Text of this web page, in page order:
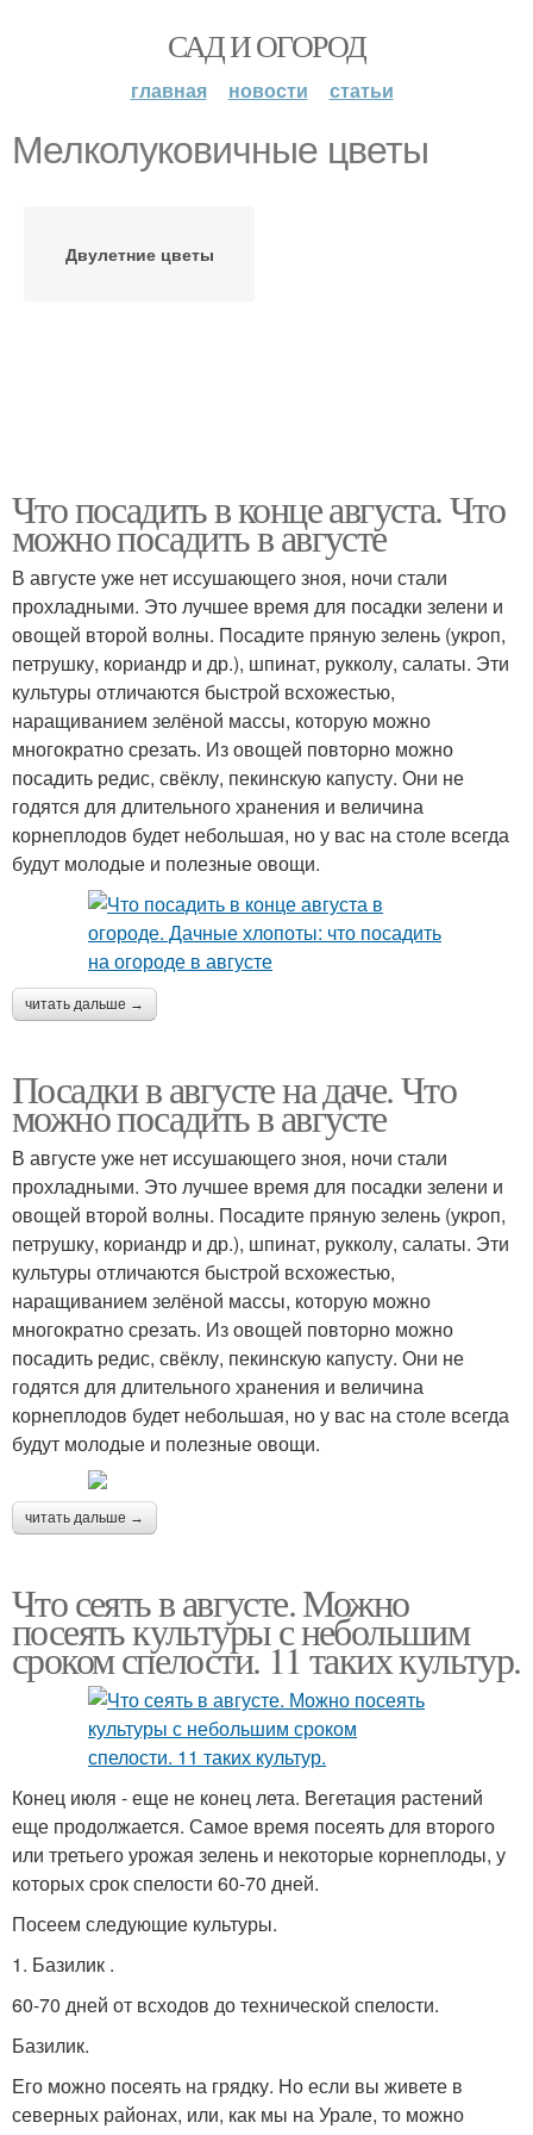
САД И ОГОРОД
главная новости статьи
Мелколуковичные цветы
Двулетние цветы
Что посадить в конце августа. Что
можно посадить в августе
В августе уже нет иссушающего зноя, ночи стали
прохладными. Это лучшее время для посадки зелени и
овощей второй волны. Посадите пряную зелень (укроп,
петрушку, кориандр и др.), шпинат, рукколу, салаты. Эти
культуры отличаются быстрой всхожестью,
наращиванием зелёной массы, которую можно
многократно срезать. Из овощей повторно можно
посадить редис, свёклу, пекинскую капусту. Они не
годятся для длительного хранения и величина
корнеплодов будет небольшая, но у вас на столе всегда
будут молодые и полезные овощи.
читать дальше →
Посадки в августе на даче. Что
можно посадить в августе
В августе уже нет иссушающего зноя, ночи стали
прохладными. Это лучшее время для посадки зелени и
овощей второй волны. Посадите пряную зелень (укроп,
петрушку, кориандр и др.), шпинат, рукколу, салаты. Эти
культуры отличаются быстрой всхожестью,
наращиванием зелёной массы, которую можно
многократно срезать. Из овощей повторно можно
посадить редис, свёклу, пекинскую капусту. Они не
годятся для длительного хранения и величина
корнеплодов будет небольшая, но у вас на столе всегда
будут молодые и полезные овощи.
читать дальше →
Что сеять в августе. Можно
посеять культуры с небольшим
сроком спелости. 11 таких культур.
Конец июля - еще не конец лета. Вегетация растений
еще продолжается. Самое время посеять для второго
или третьего урожая зелень и некоторые корнеплоды, у
которых срок спелости 60-70 дней.
Посеем следующие культуры.
1. Базилик .
60-70 дней от всходов до технической спелости.
Базилик.
Его можно посеять на грядку. Но если вы живете в
северных районах, или, как мы на Урале, то можно